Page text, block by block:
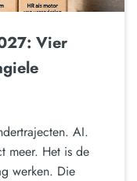
Vier
AI.
meer. Het is de
werken. Die